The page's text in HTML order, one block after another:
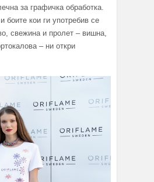
за графичка обработка.
боите кои ги употребив се
свежина и пролет – вишна,
– ни откри